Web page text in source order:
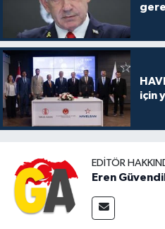
için
EDITÖR
Eren